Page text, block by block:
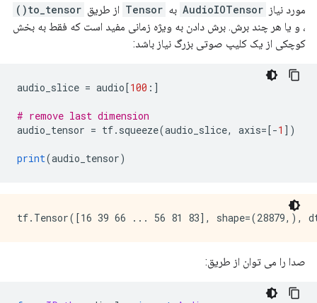
مورد نیاز AudioIOTensor به Tensor از طریق to_tensor()
، و یا هر چند برش. برش دادن به ویژه زمانی مفید است که فقط به بخش
کوچکی از یک کلیپ صوتی بزرگ نیاز باشد:
audio_slice = audio[100 :]
# remove last dimension
audio_tensor = tf. squeeze(audio_slice, axis=[-1 ])
print(audio_tensor)
صدا را می توان از طریق: